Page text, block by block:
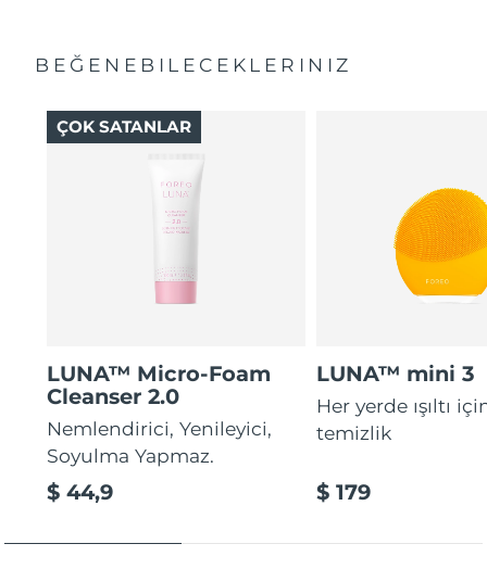
BEĞENEBILECEKLERINIZ
LUNA™ Micro-Foam
Cleanser 2.0
Nemlendirici, Yenileyici,
Soyulma Yapmaz.
$ 44,9
ÇOK SATANLAR
LUNA™ mini 3
Her yerde ışıltı
temizlik
$ 179